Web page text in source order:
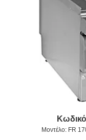
Μοντέλο: FR